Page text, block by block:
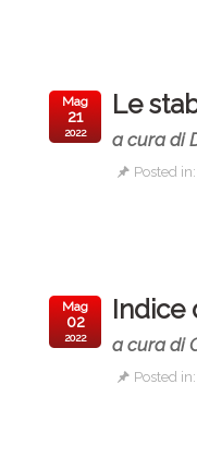
Le
a cura di
Posted in:
Mag
21
2022
Indice
a cura di
Posted
Mag
02
2022